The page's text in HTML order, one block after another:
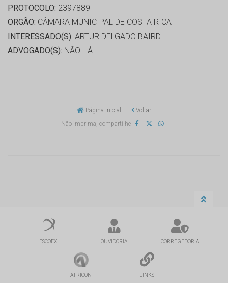
PROTOCOLO: 2397889
ORGÃO: CÂMARA MUNICIPAL DE COSTA RICA
INTERESSADO(S): ARTUR DELGADO BAIRD
ADVOGADO(S): NÃO HÁ
Página Inicial
Voltar
Não imprima, compartilhe
ESCOEX OUVIDORIA CORREGEDORIA
ATRICON LINKS